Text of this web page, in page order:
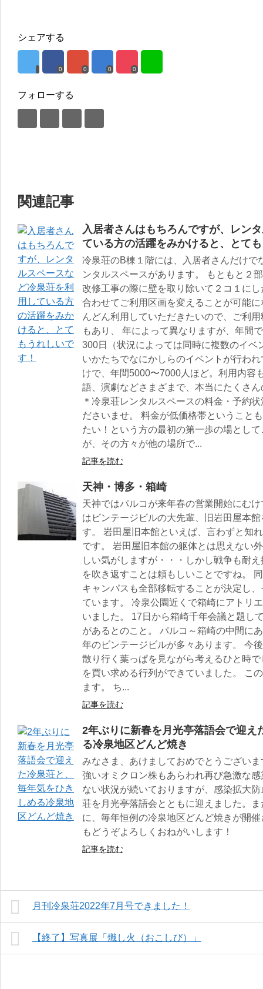
シェアする
0 0 0 0
フォローする
関連記事
入居者さんはもちろんですが、レン
ている方の活躍をみかけると、とて
冷泉荘のB棟１階には、入居者さんだけで
ンタルスペースがあります。 もともと２
改修工事の際に壁を取り除いて２コ１に
合わせてご利用区画を変えることが可能
んどん利用していただきたいので、ご利
もあり、 年によって異なりますが、年間
300日（状況によっては同時に複数のイベ
いかたちでなにかしらのイベントが行わ
けで、年間5000〜7000人ほど。利用内容
語、演劇などさまざまで、本当にたくさ
＊冷泉荘レンタルスペースの料金・予約
ださいませ。 料金が低価格帯ということ
たい！という方の最初の第一歩の場とし
が、その方々が他の場所で...
記事を読む
天神・博多・箱崎
天神ではパルコが来年春の営業開始にむ
はビンテージビルの大先輩、旧岩田屋本
す。 岩田屋旧本館といえば、言わずと知
です。 岩田屋旧本館の躯体とは思えない
しい気がしますが・・・しかし戦争も耐
を吹き返すことは頼もしいことですね。
キャンパスも全部移転することが決定し
ています。 冷泉公園近くで箱崎にアトリ
いました。 17日から箱崎千年会議と題し
があるとのこと。 パルコ～箱崎の中間に
年のビンテージビルが多々あります。 今
散り行く葉っぱを見ながら考えるひと時
を買い求める行列ができていました。 こ
ます。 ち...
記事を読む
2年ぶりに新春を月光亭落語会で迎え
る冷泉地区どんど焼き
みなさま、あけましておめでとうござい
強いオミクロン株もあらわれ再び急激な
ない状況が続いておりますが、感染拡大
荘を月光亭落語会とともに迎えました。
に、毎年恒例の冷泉地区どんど焼きが開
もどうぞよろしくおねがいします！
記事を読む
月刊冷泉荘2022年7月号できました！
【終了】写真展「熾し火（おこしび）」